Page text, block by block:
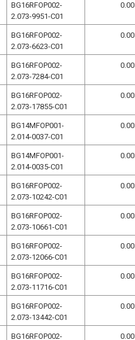
BG16RFOP002-
2.073-9951-C01
0.00
BG16RFOP002-
2.073-6623-C01
0.00
BG16RFOP002-
2.073-7284-C01
0.00
BG16RFOP002-
2.073-17855-C01
0.00
BG14MFOP001-
2.014-0037-C01
0.00
BG14MFOP001-
2.014-0035-C01
0.00
BG16RFOP002-
2.073-10242-C01
0.00
BG16RFOP002-
2.073-10661-C01
0.00
BG16RFOP002-
2.073-12066-C01
0.00
BG16RFOP002-
2.073-11716-C01
0.00
BG16RFOP002-
2.073-13442-C01
0.00
BG16RFOP002-
0.00